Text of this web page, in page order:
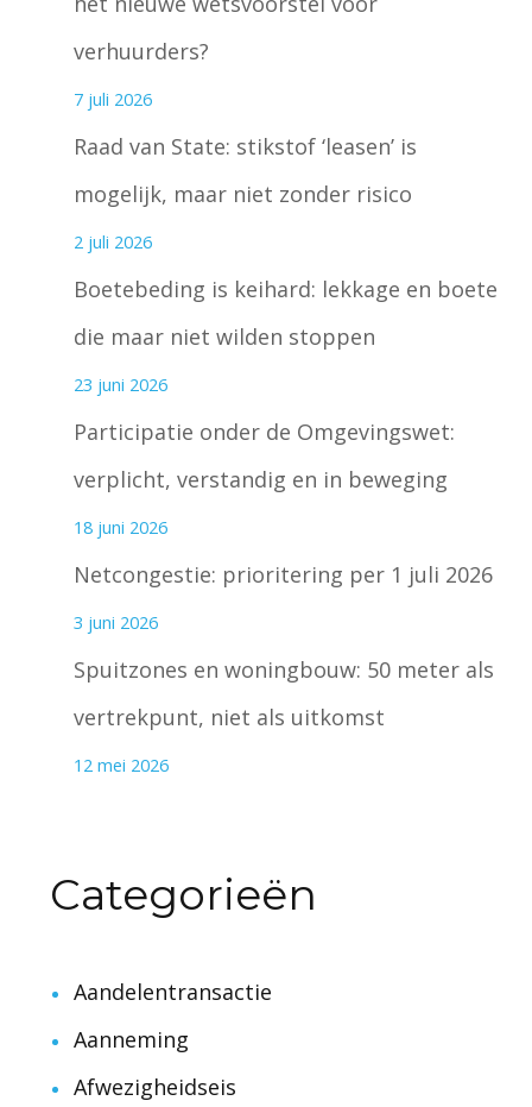
verhuurders?
7 juli 2026
Raad van State: stikstof ‘leasen’ is
mogelijk, maar niet zonder risico
2 juli 2026
Boetebeding is keihard: lekkage en boete
die maar niet wilden stoppen
23 juni 2026
Participatie onder de Omgevingswet:
verplicht, verstandig en in beweging
18 juni 2026
Netcongestie: prioritering per 1 juli 2026
3 juni 2026
Spuitzones en woningbouw: 50 meter als
vertrekpunt, niet als uitkomst
12 mei 2026
Categorieën
Aandelentransactie
Aanneming
Afwezigheidseis